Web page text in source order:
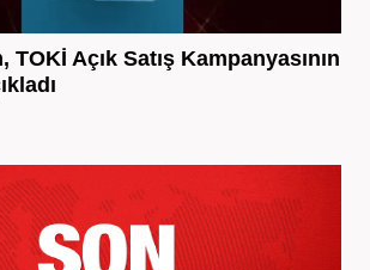
Açık Satış Kampanyasının